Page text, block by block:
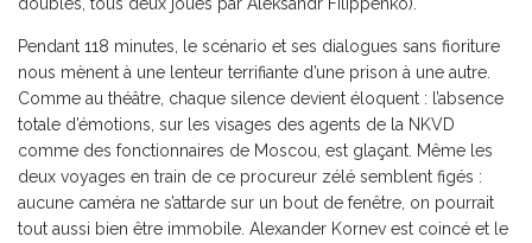
Pendant 118 minutes, le scénario et ses dialogues sans fioriture
nous mènent à une lenteur terrifiante d’une prison à une autre.
Comme au théâtre, chaque silence devient éloquent : l’absence
totale d’émotions, sur les visages des agents de la NKVD
comme des fonctionnaires de Moscou, est glaçant. Même les
deux voyages en train de ce procureur zélé semblent figés :
aucune caméra ne s’attarde sur un bout de fenêtre, on pourrait
tout aussi bien être immobile. Alexander Kornev est coincé et le